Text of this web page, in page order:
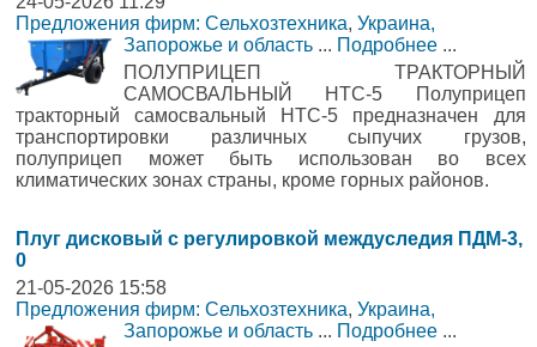
Предложения фирм: Сельхозтехника, Украина,
Запорожье и область ... Подробнее ...
ПОЛУПРИЦЕП ТРАКТОРНЫЙ
САМОСВАЛЬНЫЙ НТС-5 Полуприцеп
тракторный самосвальный НТС-5 предназначен для
транспортировки различных сыпучих грузов,
полуприцеп может быть использован во всех
климатических зонах страны, кроме горных районов.
Плуг дисковый с регулировкой междуследия ПДМ-3,
0
21-05-2026 15:58
Предложения фирм: Сельхозтехника, Украина,
Запорожье и область ... Подробнее ...